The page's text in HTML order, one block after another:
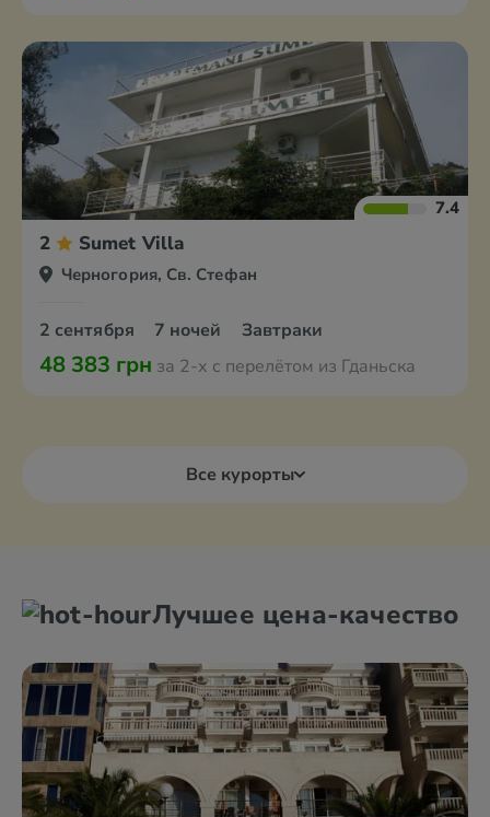
7.4
2 Sumet Villa
Черногория, Св. Стефан
2 сентября 7 ночей Завтраки
48 383 грн за 2-х с перелётом из Гданьска
Все курорты
Лучшее цена-качество